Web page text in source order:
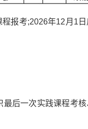
考;2026年12月1日
后一次实践课程考核